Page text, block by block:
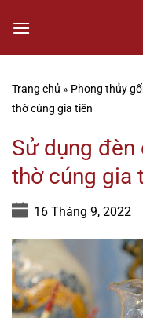
đến
Trang chủ » Phong thủy
thờ cúng gia tiên
Sử dụng đèn
thờ cúng gia
16 Tháng 9, 2022